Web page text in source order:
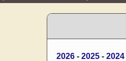
2026 - 2025 - 2024